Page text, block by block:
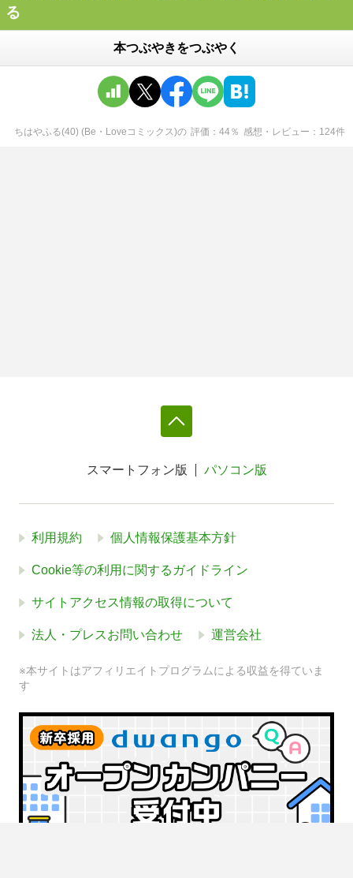
る
本つぶやきをつぶやく
ちはやふる(40) (Be・Loveコミックス)の 評価 44％ 感想・レビュー 124件
スマートフォン版 パソコン版
利用規約 個人情報保護基本方針
Cookie等の利用に関するガイドライン
サイトアクセス情報の取得について
法人・プレスお問い合わせ 運営会社
※本サイトはアフィリエイトプログラムによる収益を得ていま
す